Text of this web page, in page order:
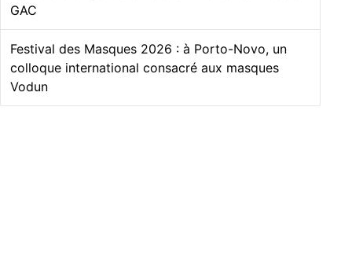
GAC
Festival des Masques 2026 : à Porto-Novo, un
colloque international consacré aux masques
Vodun